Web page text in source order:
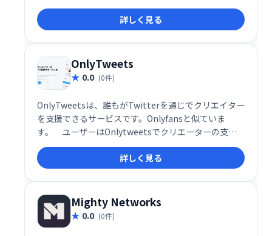
詳しく見る
OnlyTweets
0.0 (0件)
OnlyTweetsは、誰もがTwitterを通じでクリエイター
を支援できるサービスです。Onlyfansと似ていま
す。 ユーザーはOnlytweetsでクリエーターの支援
をすると、クリエーターのツイートが見れるようにな
ります。
詳しく見る
Mighty Networks
0.0 (0件)